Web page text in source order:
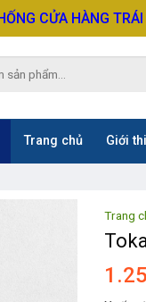
CỬA HÀNG
Trang chủ Giới
Trang